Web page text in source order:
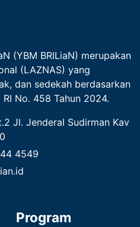
(YBM BRILiaN) merupakan
(LAZNAS) yang
dan sedekah berdasarkan
No. 458 Tahun 2024.
Jl. Jenderal Sudirman Kav
4549
Program